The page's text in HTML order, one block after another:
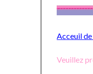
Acceuil
Veuillez